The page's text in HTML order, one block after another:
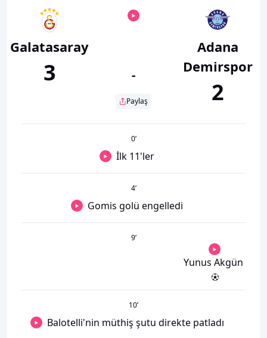
Galatasaray
3 -
Paylaş
Adana
Demirspor
2
0’
İlk 11'ler
4’
Gomis golü engelledi
9’
Yunus Akgün
10’
Balotelli'nin müthiş şutu direkte patladı